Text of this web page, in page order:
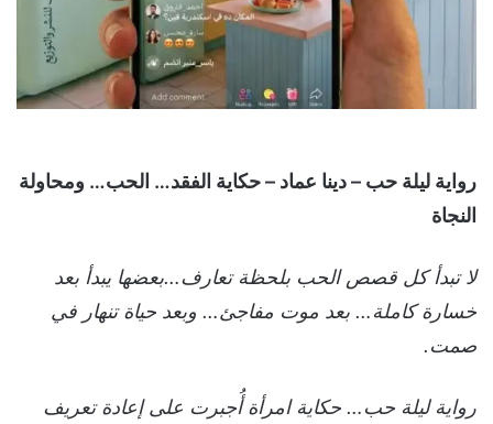
رواية ليلة حب – دينا عماد – حكاية الفقد… الحب… ومحاولة
النجاة
لا تبدأ كل قصص الحب بلحظة تعارف…بعضها يبدأ بعد
خسارة كاملة… بعد موت مفاجئ… وبعد حياة تنهار في
صمت.
رواية ليلة حب… حكاية امرأة أُجبرت على إعادة تعريف